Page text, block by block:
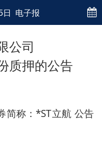
日 电子报
公司
质押的公告
简称：*ST立航 公告